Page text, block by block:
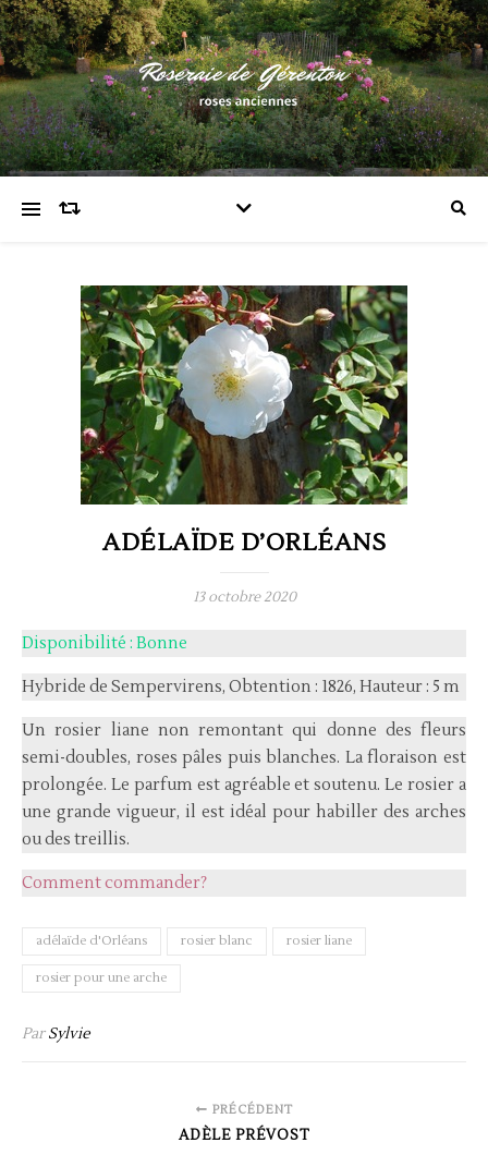
ADÉLAÏDE D’ORLÉANS
13 octobre 2020
Disponibilité : Bonne
Hybride de Sempervirens, Obtention : 1826, Hauteur : 5 m
Un rosier liane non remontant qui donne des fleurs
semi-doubles, roses pâles puis blanches. La floraison est
prolongée. Le parfum est agréable et soutenu. Le rosier a
une grande vigueur, il est idéal pour habiller des arches
ou des treillis.
Comment commander?
adélaïde d'Orléans rosier blanc rosier liane
rosier pour une arche
ParSylvie
PRÉCÉDENT
ADÈLE PRÉVOST